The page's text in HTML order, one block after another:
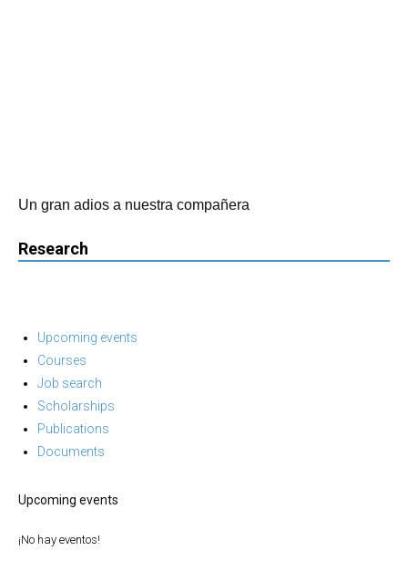
Un gran adios a nuestra compañera
Research
Upcoming events
Courses
Job search
Scholarships
Publications
Documents
Upcoming events
¡No hay eventos!